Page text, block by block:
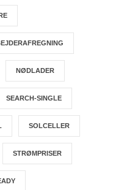
NØDLADER
SEARCH-SINGLE
SOLCELLER
STRØMPRISER